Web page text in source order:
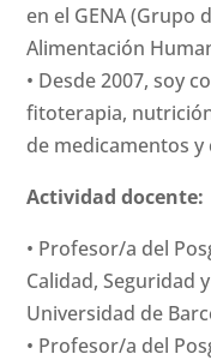
en el GENA (Grupo
Alimentación
• Desde 2007, soy
fitoterapia,
de medicamentos
Actividad docente:
• Profesor/a del
Calidad, Seguridad
Universidad de
• Profesor/a del